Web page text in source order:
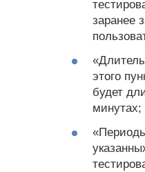
заранее
этого
будет
минутах;